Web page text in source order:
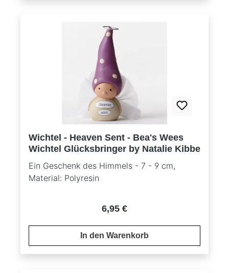
Wichtel - Heaven Sent - Bea's Wees
Wichtel Glücksbringer by Natalie Kibbe
Ein Geschenk des Himmels - 7 - 9 cm,
Material: Polyresin
Regulärer Preis:
6,95 €
In den Warenkorb